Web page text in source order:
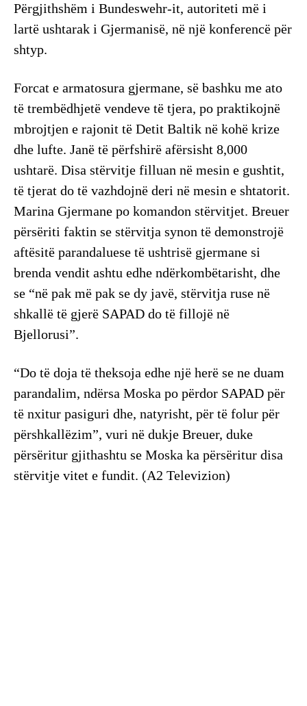
Përgjithshëm i Bundeswehr-it, autoriteti më i
lartë ushtarak i Gjermanisë, në një konferencë për
shtyp.
Forcat e armatosura gjermane, së bashku me ato
të trembëdhjetë vendeve të tjera, po praktikojnë
mbrojtjen e rajonit të Detit Baltik në kohë krize
dhe lufte. Janë të përfshirë afërsisht 8,000
ushtarë. Disa stërvitje filluan në mesin e gushtit,
të tjerat do të vazhdojnë deri në mesin e shtatorit.
Marina Gjermane po komandon stërvitjet. Breuer
përsëriti faktin se stërvitja synon të demonstrojë
aftësitë parandaluese të ushtrisë gjermane si
brenda vendit ashtu edhe ndërkombëtarisht, dhe
se “në pak më pak se dy javë, stërvitja ruse në
shkallë të gjerë SAPAD do të fillojë në
Bjellorusi”.
“Do të doja të theksoja edhe një herë se ne duam
parandalim, ndërsa Moska po përdor SAPAD për
të nxitur pasiguri dhe, natyrisht, për të folur për
përshkallëzim”, vuri në dukje Breuer, duke
përsëritur gjithashtu se Moska ka përsëritur disa
stërvitje vitet e fundit. (A2 Televizion)